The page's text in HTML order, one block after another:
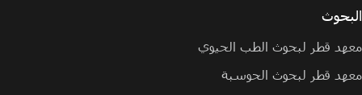
البحوث
معهد قطر لبحوث الطب الحيوي
معهد قطر لبحوث الحوسبة